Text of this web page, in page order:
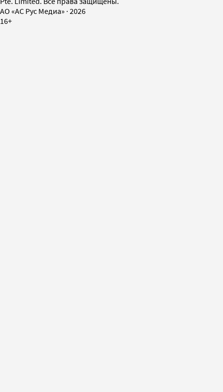
AO «АС Рус Медиа» · 2026
16+